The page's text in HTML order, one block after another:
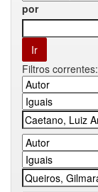
por
Filtros correntes: